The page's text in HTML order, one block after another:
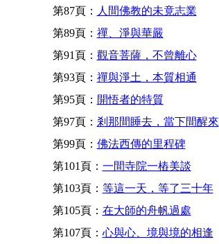
第87頁： 人間佛教的未竟志業
第89頁： 禪、淨與華嚴
第91頁： 觀音菩薩，不曾離心
第93頁： 禪與淨土，本質相通
第95頁： 開悟者的特質
第97頁： 剎那間睡去，當下間醒來
第99頁： 佛法西傳的里程碑
第101頁： 一間寺院一樁美談
第103頁： 等這一天，等了三十年
第105頁： 在大師的舟帆過處
第107頁： 心與心、境與境的相逢